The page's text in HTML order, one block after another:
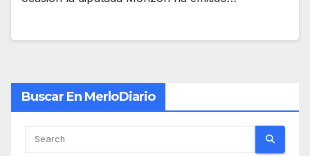
Buscar En MerloDiario